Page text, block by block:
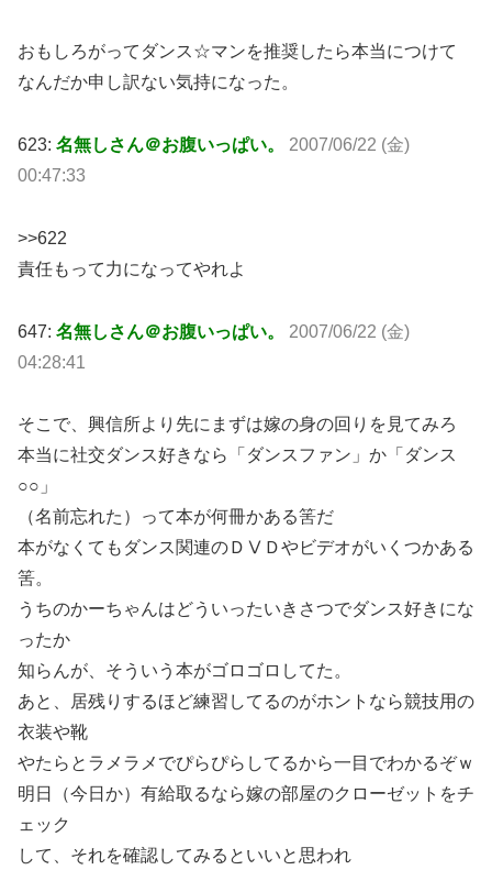
おもしろがってダンス☆マンを推奨したら本当につけて
なんだか申し訳ない気持になった。
623: 名無しさん＠お腹いっぱい。 2007/06/22 (金)
00:47:33
>>622
責任もって力になってやれよ
647: 名無しさん＠お腹いっぱい。 2007/06/22 (金)
04:28:41
そこで、興信所より先にまずは嫁の身の回りを見てみろ
本当に社交ダンス好きなら「ダンスファン」か「ダンス
○○」
（名前忘れた）って本が何冊かある筈だ
本がなくてもダンス関連のＤⅤＤやビデオがいくつかある
筈。
うちのかーちゃんはどういったいきさつでダンス好きにな
ったか
知らんが、そういう本がゴロゴロしてた。
あと、居残りするほど練習してるのがホントなら競技用の
衣装や靴
やたらとラメラメでぴらぴらしてるから一目でわかるぞｗ
明日（今日か）有給取るなら嫁の部屋のクローゼットをチ
ェック
して、それを確認してみるといいと思われ